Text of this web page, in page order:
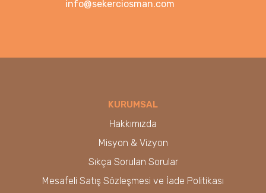
info@sekerciosman.com
KURUMSAL
Hakkımızda
Misyon & Vizyon
Sıkça Sorulan Sorular
Mesafeli Satış Sözleşmesi ve İade Politikası